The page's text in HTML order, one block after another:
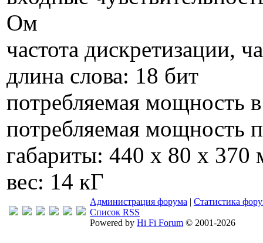
Ом
частота дискретизации,
длина слова: 18 бит
потребляемая мощность
потребляемая
габариты: 440 х 80 х 370
вес: 14 кГ
Администрация форума | Статистика
Список RSS
Powered by Hi Fi Forum © 2001-2026